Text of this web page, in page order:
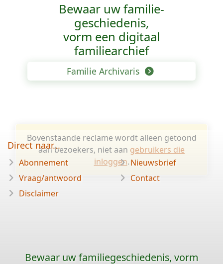
Bewaar uw familie­
geschiedenis,
vorm een digitaal
familiearchief
Familie Archivaris
Bovenstaande reclame wordt alleen getoond
aan bezoekers, niet aan gebruikers die
inloggen.
Direct naar...
Abonnement
Vraag/antwoord
Disclaimer
Nieuwsbrief
Contact
Bewaar uw familiegeschiedenis, vorm